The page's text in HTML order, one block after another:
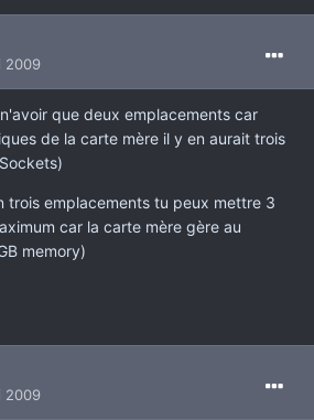
2009
que deux emplacements car
de la carte mère il y en aurait trois
trois emplacements tu peux mettre 3
car la carte mère gère au
memory)
2009